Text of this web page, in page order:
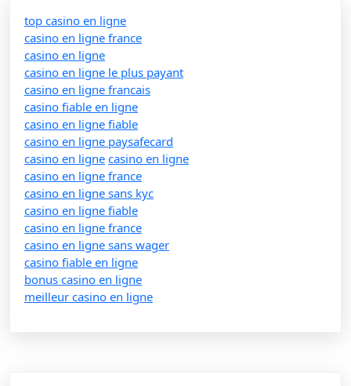
top casino en ligne
casino en ligne france
casino en ligne
casino en ligne le plus payant
casino en ligne francais
casino fiable en ligne
casino en ligne fiable
casino en ligne paysafecard
casino en ligne casino en ligne
casino en ligne france
casino en ligne sans kyc
casino en ligne fiable
casino en ligne france
casino en ligne sans wager
casino fiable en ligne
bonus casino en ligne
meilleur casino en ligne